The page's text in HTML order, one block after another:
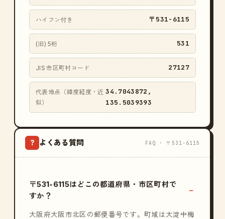
ハイフン付き 〒531-6115
(旧) 5桁 531
JIS 市区町村コード 27127
代表地点（緯度経度・近
似）
34.7043872,
135.5039393
? よくある質問 FAQ · 〒531-6115
〒531-6115はどこの都道府県・市区町村で
すか？
大阪府大阪市北区の郵便番号です。町域は大淀中梅